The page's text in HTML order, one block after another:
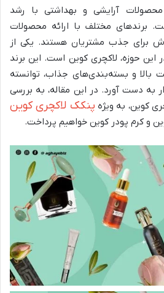
آرایشی و بهداشتی با رشد
برندهای مختلف با ارائه محصولات
برای جذب مشتریان هستند. یکی از
این حوزه، لاکچری کوین است. این برند
بالا و بسته‌بندی‌های جذاب، توانسته
به دست آورد. در این مقاله، به بررسی
کوین، به ویژه پنکک لاکچری کوین
و کرم پودر کوین خواهیم پرداخت.